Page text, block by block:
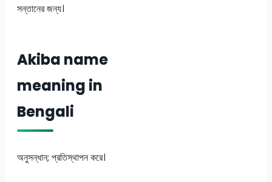
সন্তানের জন্য।
Akiba name
meaning in
Bengali
অনুসন্ধান; প্রতিস্থাপন করে।